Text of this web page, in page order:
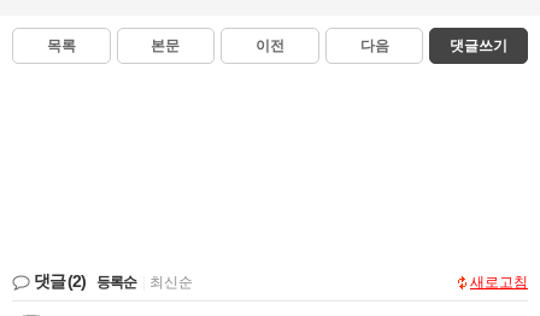
목록 본문 이전 다음 댓글쓰기
댓글(2) 등록순 최신순 새로고침